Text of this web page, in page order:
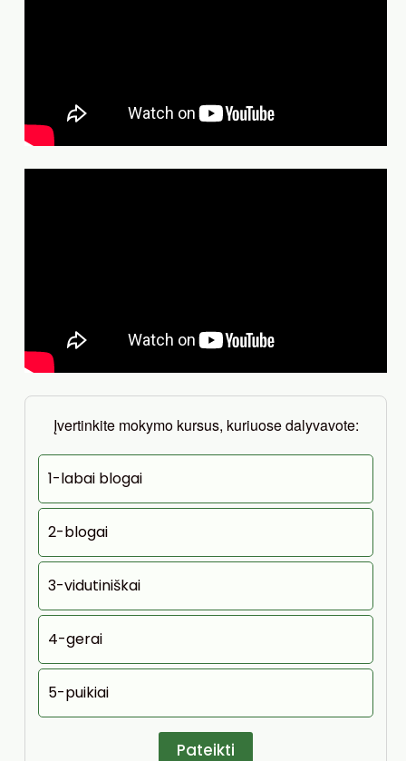
Įvertinkite mokymo kursus, kuriuose dalyvavote:
1-labai blogai
2-blogai
3-vidutiniškai
4-gerai
5-puikiai